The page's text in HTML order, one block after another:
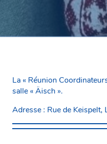
La « Réunion
salle « Äisch ».
Adresse : Rue de